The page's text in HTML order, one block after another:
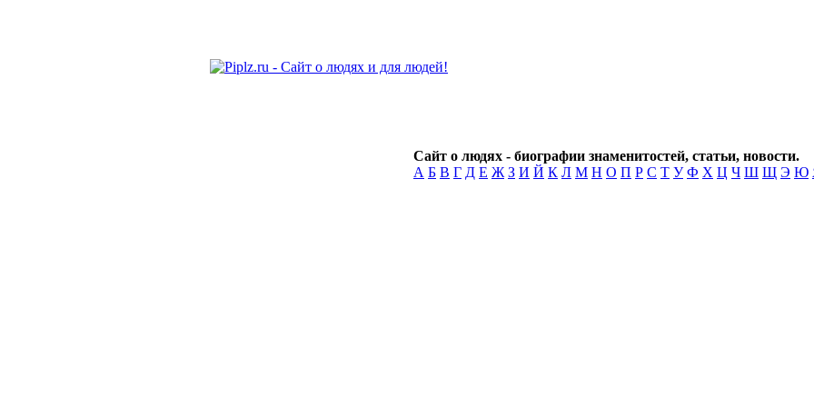
Сайт о людях - биографии знаменитостей, статьи, новости.
А Б В Г Д Е Ж З И Й К Л М Н О П Р С Т У Ф Х Ц Ч Ш Щ Э Ю